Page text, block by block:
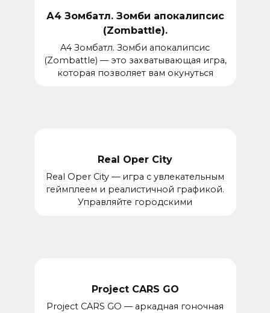
А4 Зомбатл. Зомби апокалипсис
(Zombattle).
A4 Зомбатл. Зомби апокалипсис
(Zombattle) — это захватывающая игра,
которая позволяет вам окунуться
Real Oper City
Real Oper City — игра с увлекательным
геймплеем и реалистичной графикой.
Управляйте городскими
Project CARS GO
Project CARS GO — аркадная гоночная